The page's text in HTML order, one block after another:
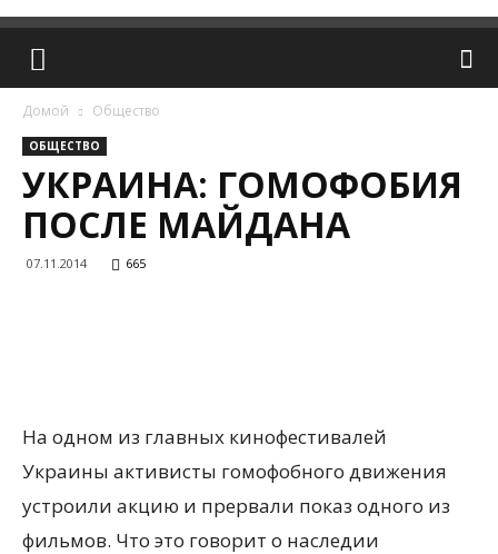
Домой Общество
ОБЩЕСТВО
УКРАИНА: ГОМОФОБИЯ
ПОСЛЕ МАЙДАНА
07.11.2014 665
На одном из главных кинофестивалей
Украины активисты гомофобного движения
устроили акцию и прервали показ одного из
фильмов. Что это говорит о наследии